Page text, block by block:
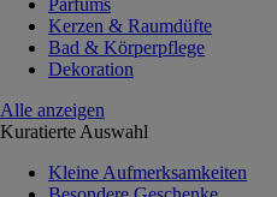
Kerzen & Raumdüfte
Bad & Körperpflege
Dekoration
Alle anzeigen
Kuratierte Auswahl
Kleine Aufmerksamkeiten